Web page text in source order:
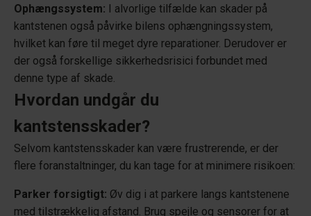
Ophængssystem: I alvorlige tilfælde kan skader på
kantstenen også påvirke bilens ophængningssystem,
hvilket kan føre til meget dyre reparationer. Derudover er
der også forskellige sikkerhedsrisici forbundet med
denne type af skade.
Hvordan undgår du
kantstensskader?
Selvom kantstensskader kan være frustrerende, er der
flere foranstaltninger, du kan tage for at minimere risikoen:
Parker forsigtigt: Øv dig i at parkere langs kantstenene
med tilstrækkelig afstand. Brug spejle og sensorer for at